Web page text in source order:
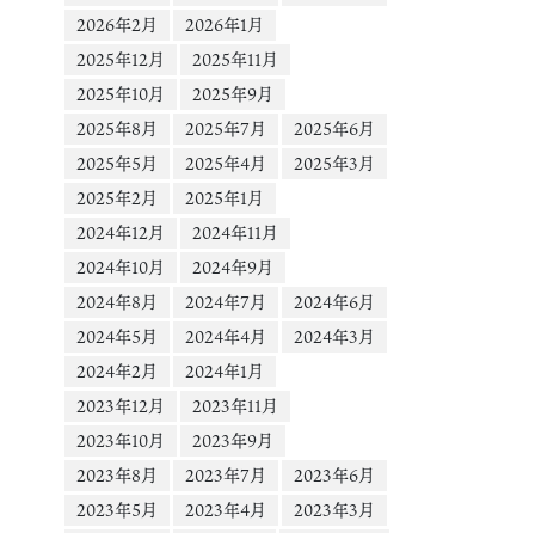
2026年2月
2026年1月
2025年12月
2025年11月
2025年10月
2025年9月
2025年8月
2025年7月
2025年6月
2025年5月
2025年4月
2025年3月
2025年2月
2025年1月
2024年12月
2024年11月
2024年10月
2024年9月
2024年8月
2024年7月
2024年6月
2024年5月
2024年4月
2024年3月
2024年2月
2024年1月
2023年12月
2023年11月
2023年10月
2023年9月
2023年8月
2023年7月
2023年6月
2023年5月
2023年4月
2023年3月